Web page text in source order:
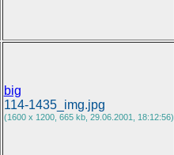
big
114-1435_img.jpg
(1600 x 1200, 665 kb, 29.06.2001, 18:12:56)